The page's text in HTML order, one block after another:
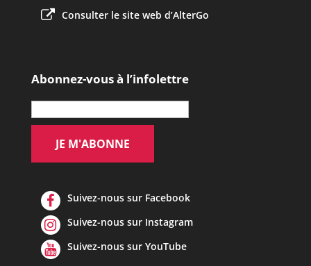
Consulter le site web d’AlterGo
Abonnez-vous à l’infolettre
Suivez-nous sur Facebook
Suivez-nous sur Instagram
Suivez-nous sur YouTube